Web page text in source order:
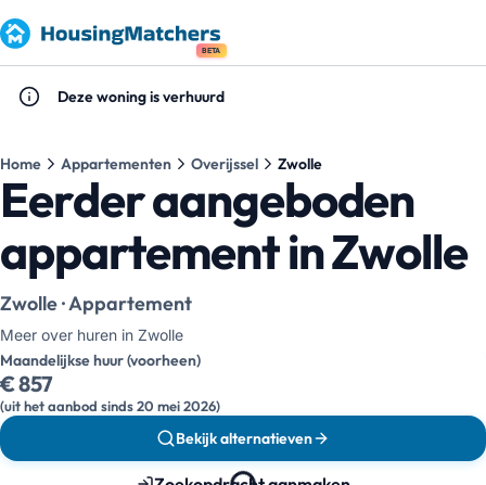
BETA
Deze woning is verhuurd
Home Appartementen Overijssel Zwolle
Eerder aangeboden
appartement in Zwolle
Zwolle · Appartement
Meer over huren in Zwolle
Maandelijkse huur (voorheen)
€ 857
(uit het aanbod sinds 20 mei 2026)
Bekijk alternatieven